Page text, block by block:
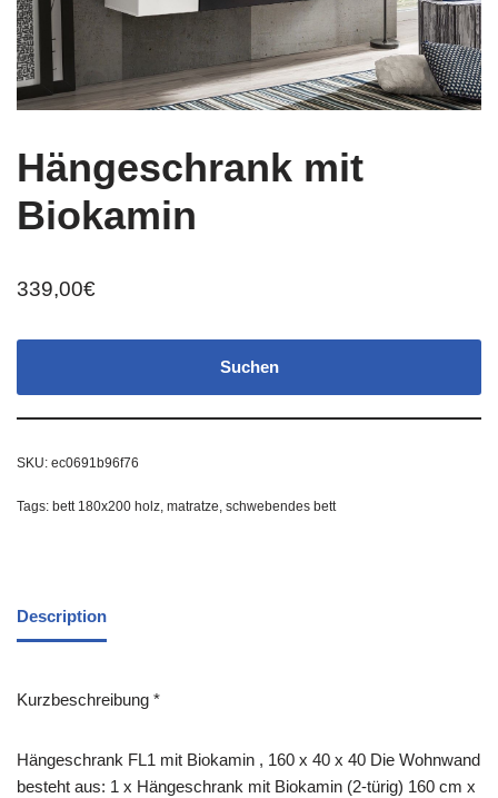
Hängeschrank mit
Biokamin
339,00€
Suchen
SKU: ec0691b96f76
Tags: bett 180x200 holz, matratze, schwebendes bett
Description
Kurzbeschreibung *
Hängeschrank FL1 mit Biokamin , 160 x 40 x 40 Die Wohnwand
besteht aus: 1 x Hängeschrank mit Biokamin (2-türig) 160 cm x